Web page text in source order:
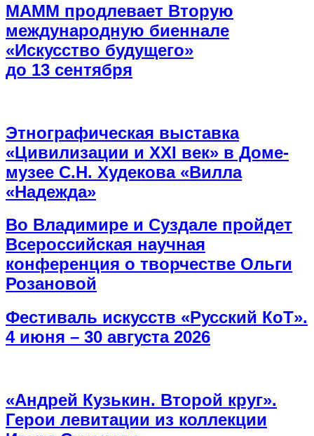
МАММ продлевает Вторую
международную биеннале
«Искусство будущего»
до 13 сентября
Этнографическая выставка
«Цивилизации и ХХI век» в Доме-
музее С.Н. Худекова «Вилла
«Надежда»
Во Владимире и Суздале пройдет
Всероссийская научная
конференция о творчестве Ольги
Розановой
Фестиваль искусств «Русский КоТ».
4 июня – 30 августа 2026
«Андрей Кузькин. Второй круг».
Герои левитации из коллекции